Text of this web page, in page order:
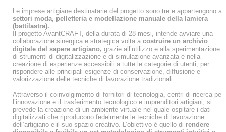
Le imprese artigiane destinatarie del progetto sono tre e appartengono ai
settori moda, pelletteria e modellazione manuale della lamiera
(battilastra).
Il progetto AvantCRAFT, della durata di 28 mesi, intende avviare una
collaborazione sinergica e strategica volta a costruire un archivio
digitale del sapere artigiano, grazie all’utilizzo e alla sperimentazione
di strumenti di digitalizzazione e di simulazione avanzata e nella
creazione di esperienze accessibili a tutte le categorie di utenti, per
rispondere alle principali esigenze di conservazione, diffusione e
valorizzazione delle tecniche di lavorazione tradizionali.
Attraverso il coinvolgimento di fornitori di tecnologia, centri di ricerca per
l’innovazione e il trasferimento tecnologico e imprenditori artigiani, si
prevede la creazione di un ambiente virtuale nel quale ospitare i dati
digitalizzati che riproducono fedelmente le tecniche di lavorazione
dell’artigiano e il suo spazio creativo. L’obiettivo è quello di rendere